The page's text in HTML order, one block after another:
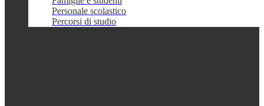
Personale scolastico
Percorsi di studio